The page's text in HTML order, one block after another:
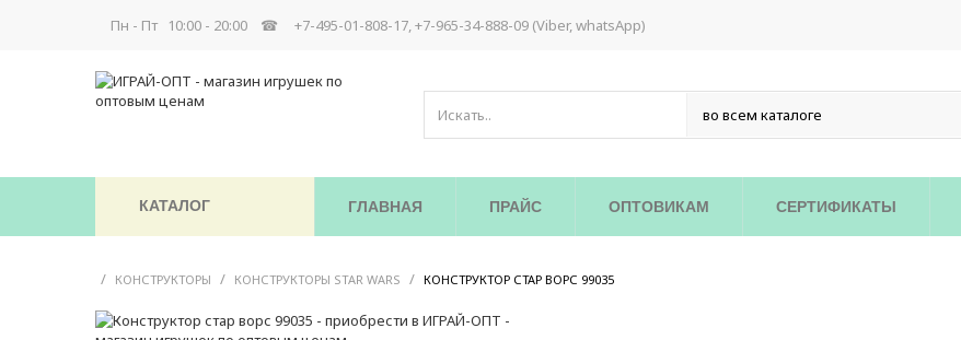
Пн - Пт 10:00 - 20:00 ☎ +7-495-01-808-17, +7-965-34-888-09 (Viber, whatsApp)
КАТАЛОГ ГЛАВНАЯ ПРАЙС ОПТОВИКАМ СЕРТИФИКАТЫ
/ КОНСТРУКТОРЫ / КОНСТРУКТОРЫ STAR WARS / КОНСТРУКТОР СТАР ВОРС 99035